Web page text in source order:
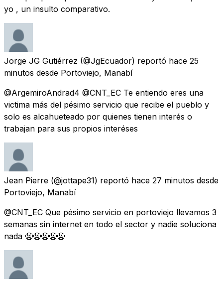
yo , un insulto comparativo.
Jorge JG Gutiérrez (@JgEcuador) reportó hace 25
minutos desde Portoviejo, Manabí
@ArgemiroAndrad4 @CNT_EC Te entiendo eres una
victima más del pésimo servicio que recibe el pueblo y
solo es alcahueteado por quienes tienen interés o
trabajan para sus propios interéses
Jean Pierre (@jottape31) reportó hace 27 minutos desde
Portoviejo, Manabí
@CNT_EC Que pésimo servicio en portoviejo llevamos 3
semanas sin internet en todo el sector y nadie soluciona
nada 🤬🤬🤬🤬🤬